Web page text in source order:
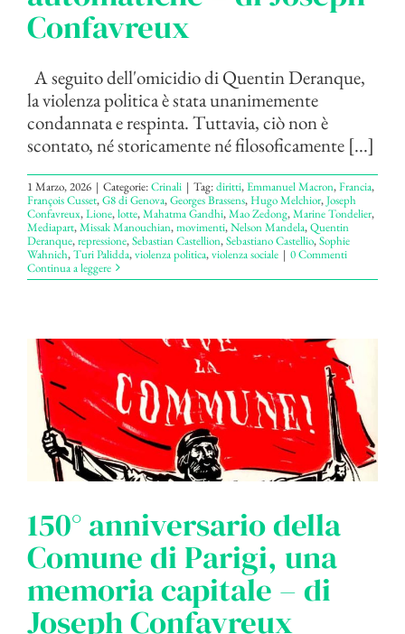
Confavreux
A seguito dell'omicidio di Quentin Deranque,
la violenza politica è stata unanimemente
condannata e respinta. Tuttavia, ciò non è
scontato, né storicamente né filosoficamente [...]
1 Marzo, 2026 | Categorie:Crinali | Tag:diritti,Emmanuel Macron,Francia,
François Cusset,G8 di Genova,Georges Brassens,Hugo Melchior,Joseph
Confavreux,Lione,lotte,Mahatma Gandhi,Mao Zedong,Marine Tondelier,
Mediapart,Missak Manouchian,movimenti,Nelson Mandela,Quentin
Deranque,repressione,Sebastian Castellion,Sebastiano Castellio,Sophie
Wahnich,Turi Palidda,violenza politica,violenza sociale | 0 Commenti
Continua a leggere
150° anniversario della
Comune di Parigi, una
memoria capitale – di
Joseph Confavreux